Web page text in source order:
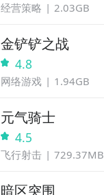
经营策略 2.03GB
金铲铲之战
4.8
网络游戏 1.94GB
元气骑士
4.5
飞行射击 729.37MB
暗区突围